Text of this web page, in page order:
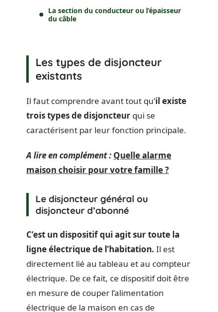
La section du conducteur ou l’épaisseur
du câble
Les types de disjoncteur
existants
Il faut comprendre avant tout qu’il existe
trois types de disjoncteur qui se
caractérisent par leur fonction principale.
A lire en complément : Quelle alarme
maison choisir pour votre famille ?
Le disjoncteur général ou
disjoncteur d’abonné
C’est un dispositif qui agit sur toute la
ligne électrique de l’habitation. Il est
directement lié au tableau et au compteur
électrique. De ce fait, ce dispositif doit être
en mesure de couper l’alimentation
électrique de la maison en cas de